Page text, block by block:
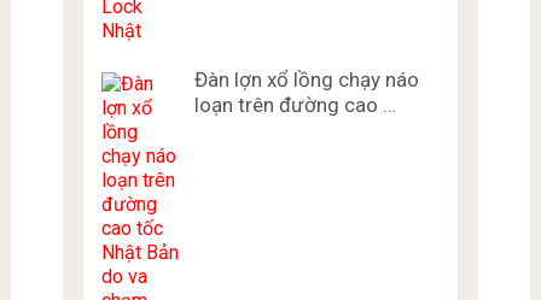
Đàn lợn xổ lồng chạy náo
loạn trên đường cao …